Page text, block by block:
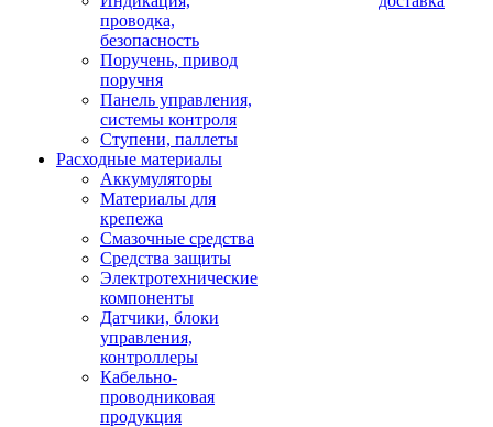
проводка,
безопасность
Поручень, привод
поручня
Панель управления,
системы контроля
Ступени, паллеты
Расходные материалы
Аккумуляторы
Материалы для
крепежа
Смазочные средства
Средства защиты
Электротехнические
компоненты
Датчики, блоки
управления,
контроллеры
Кабельно-
проводниковая
продукция